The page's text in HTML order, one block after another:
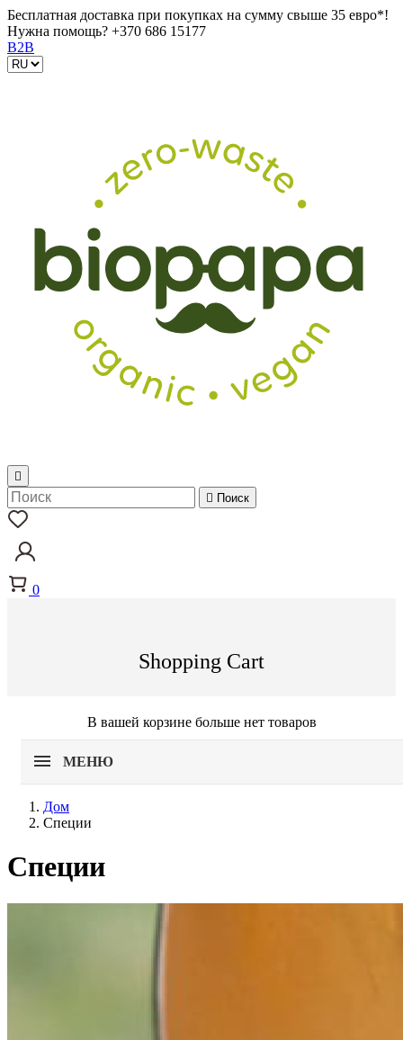
Бесплатная доставка при покупках на сумму свыше 35 евро*!
Нужна помощь? +370 686 15177
B2B

 Поиск
0
Shopping Cart
В вашей корзине больше нет товаров
МЕНЮ
Дом
Cпеции
Cпеции